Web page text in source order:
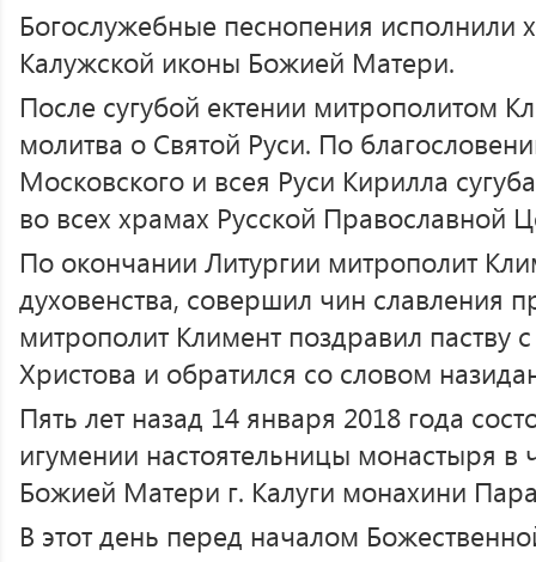
Богослужебные песнопения исполнили
Калужской иконы Божией Матери.
После сугубой ектении митрополитом
молитва о Святой Руси. По
Московского и всея Руси Кирилла
во всех храмах Русской Православной
По окончании Литургии митрополит
духовенства, совершил чин славления
митрополит Климент поздравил паству
Христова и обратился со словом
Пять лет назад 14 января 2018 года
игумении настоятельницы монастыря в
Божией Матери г. Калуги монахини
В этот день перед началом